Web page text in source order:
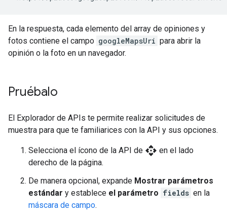
En la respuesta, cada elemento del array de opiniones y
fotos contiene el campo googleMapsUri para abrir la
opinión o la foto en un navegador.
Pruébalo
El Explorador de APIs te permite realizar solicitudes de
muestra para que te familiarices con la API y sus opciones.
Selecciona el ícono de la API de api en el lado
derecho de la página.
De manera opcional, expande Mostrar parámetros
estándar y establece el parámetro fields en la
máscara de campo.